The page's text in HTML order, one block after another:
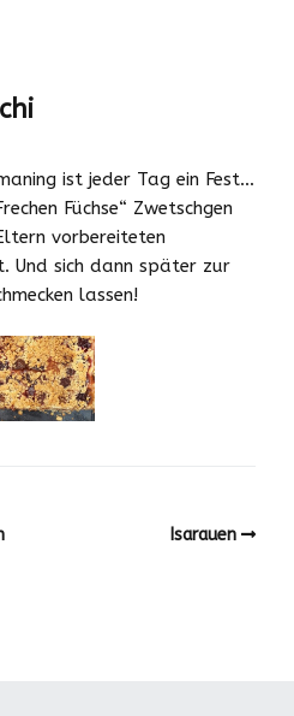
ist jeder Tag ein Fest…
Füchse“ Zwetschgen
vorbereiteten
Und sich dann später zur
lassen!
Isarauen